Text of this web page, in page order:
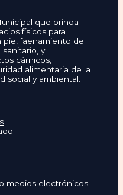
que brinda
físicos para
pie, faenamiento de
y
cárnicos,
alimentaria de la
social y ambiental.
medios electrónicos